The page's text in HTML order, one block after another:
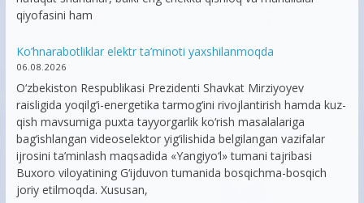
qiyofasini ham
Ko’hnarabotliklar elektr ta’minoti yaxshilanmoqda
06.08.2026
O‘zbekiston Respublikasi Prezidenti Shavkat Mirziyoyev
raisligida yoqilg‘i-energetika tarmog‘ini rivojlantirish hamda kuz-
qish mavsumiga puxta tayyorgarlik ko‘rish masalalariga
bag‘ishlangan videoselektor yig‘ilishida belgilangan vazifalar
ijrosini ta’minlash maqsadida «Yangiyo‘l» tumani tajribasi
Buxoro viloyatining G‘ijduvon tumanida bosqichma-bosqich
joriy etilmoqda. Xususan,